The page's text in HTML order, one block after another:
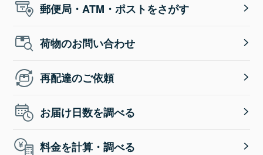
郵便局・ATM・ポストをさがす
荷物のお問い合わせ
再配達のご依頼
お届け日数を調べる
料金を計算・調べる